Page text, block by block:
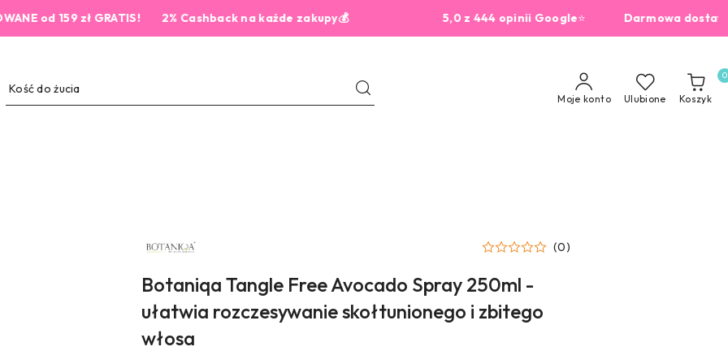
159 zł GRATIS! 2% Cashback na każde zakupy💰 5,0 z 444 opinii Google⭐Darmowa dostawa od
Moje konto Ulubione Koszyk
0
NAZWA
PRODUCENTA: (0)
Botaniqa Tangle Free Avocado Spray 250ml -
ułatwia rozczesywanie skołtunionego i zbitego
włosa